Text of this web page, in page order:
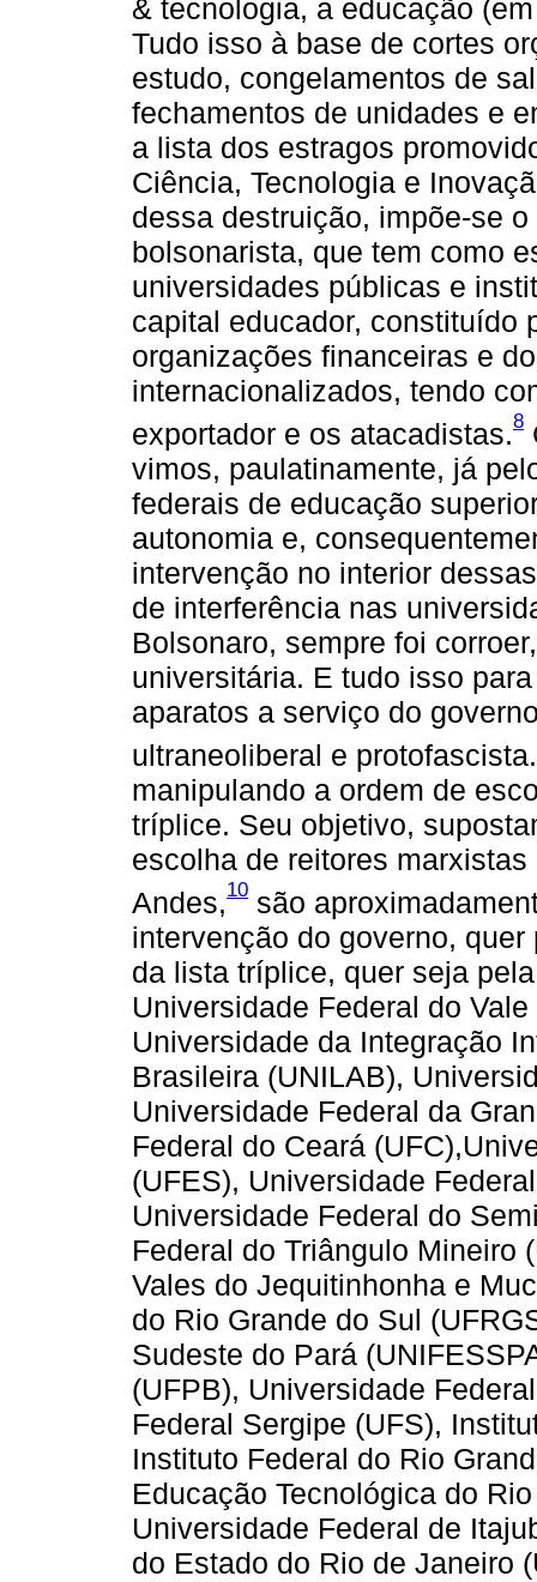
& tecnologia, a educação
Tudo isso à base de cortes
estudo, congelamentos de
fechamentos de unidades e
a lista dos estragos
Ciência, Tecnologia e
dessa destruição, impõe-se
bolsonarista, que tem como
universidades públicas e
capital educador, constituído
organizações financeiras e
internacionalizados, tendo
exportador e os atacadistas.8
vimos, paulatinamente, já
federais de educação
autonomia e,
intervenção no interior
de interferência nas
Bolsonaro, sempre foi
universitária. E tudo isso
aparatos a serviço do
ultraneoliberal e protofascista.
manipulando a ordem de
tríplice. Seu objetivo,
escolha de reitores
Andes,10 são
intervenção do governo,
da lista tríplice, quer seja
Universidade Federal do
Universidade da Integração
Brasileira (UNILAB),
Universidade Federal da
Federal do Ceará
(UFES), Universidade
Universidade Federal do
Federal do Triângulo Mineiro
Vales do Jequitinhonha e
do Rio Grande do Sul
Sudeste do Pará
(UFPB), Universidade
Federal Sergipe (UFS),
Instituto Federal do Rio
Educação Tecnológica do
Universidade Federal de
do Estado do Rio de Janeiro